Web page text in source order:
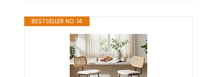
BESTSELLER NO. 14